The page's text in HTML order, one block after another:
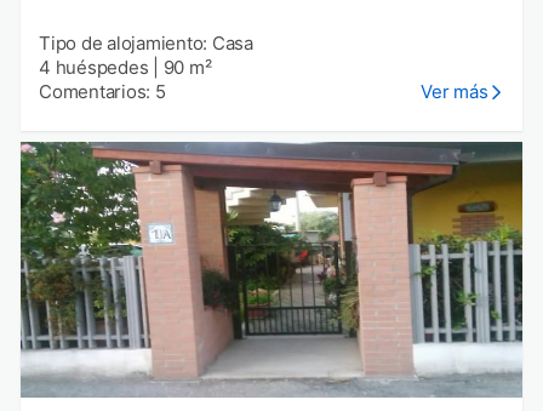
Tipo de alojamiento: Casa
4 huéspedes
90 m²
Comentarios: 5
Ver más